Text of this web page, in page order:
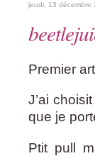
jeudi, 13 décembre
Premier
J’ai
que je
Ptit pull